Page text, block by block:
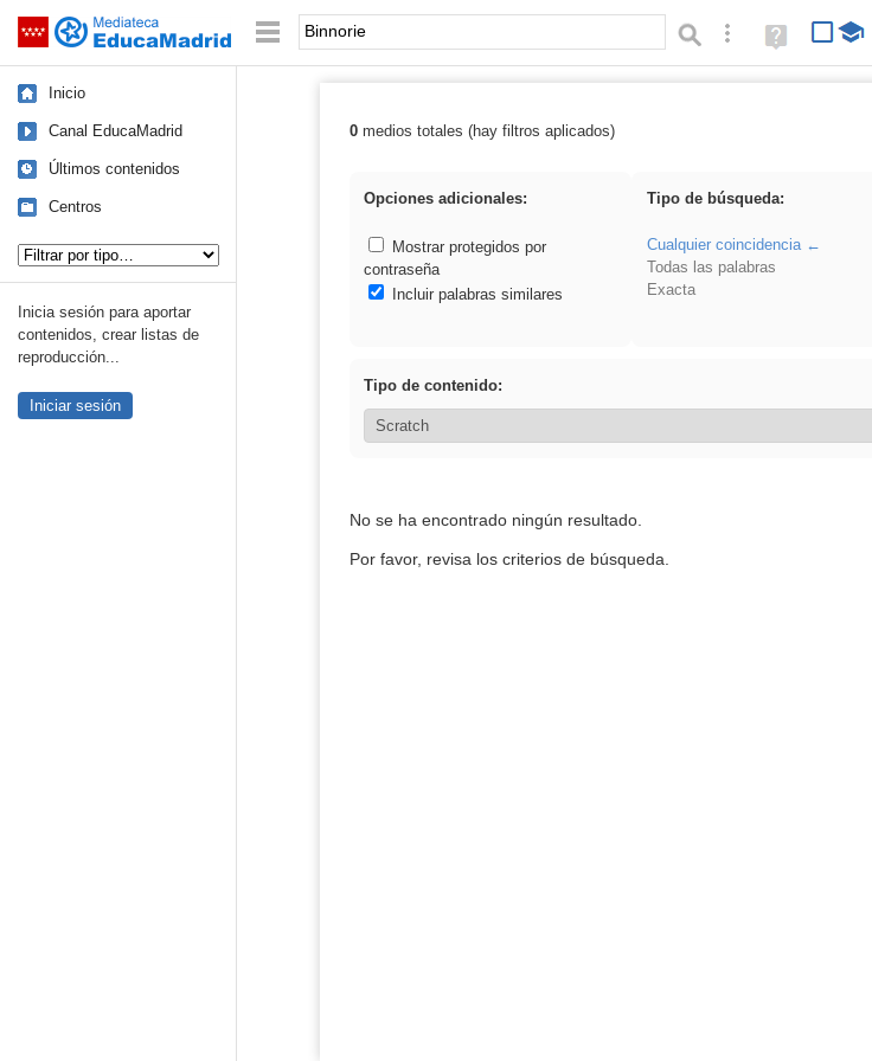
Saltar navegación Palabra o frase: Búsqueda avanzada
Ayuda
(en
Inicio
Canal EducaMadrid
Últimos contenidos
Centros
Inicia sesión para aportar
contenidos, crear listas de
reproducción...
Iniciar sesión
Resultados de: Binnorie
0medios totales (hay filtros aplicados)
Opciones adicionales:
Mostrar protegidos por
contraseña
Incluir palabras similares
Tipo de búsqueda:
Cualquier coincidencia
Todas las palabras
Exacta
Tipo de contenido:
No se ha encontrado ningún resultado.
Por favor, revisa los criterios de búsqueda.